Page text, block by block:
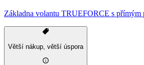
Základna volantu TRUEFORCE s přímým
Větší nákup, větší úspora